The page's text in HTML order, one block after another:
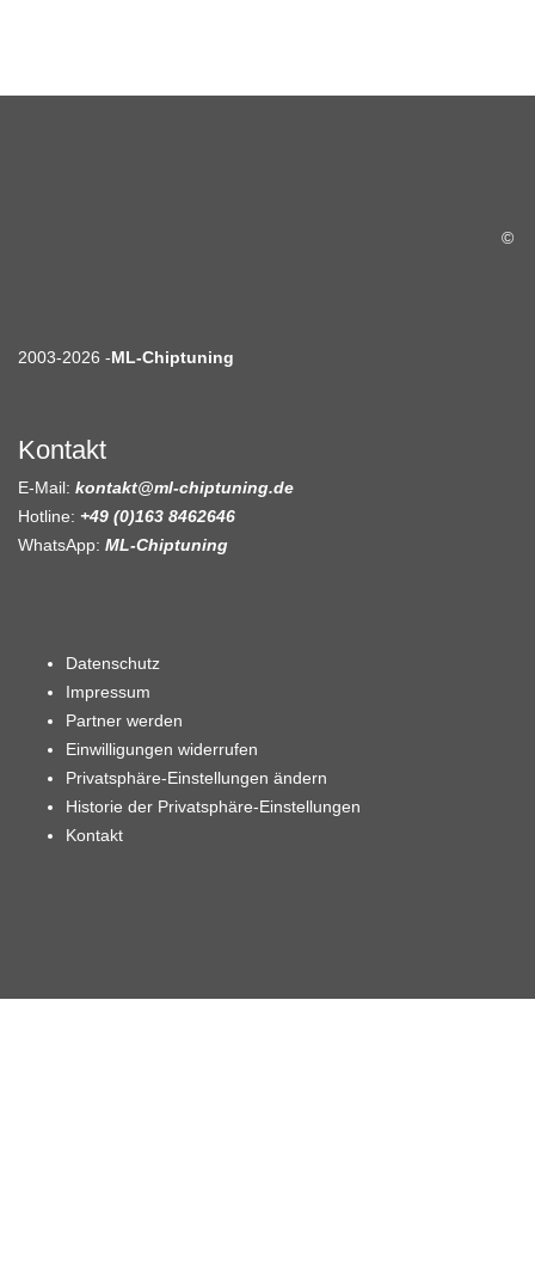
©
2003-2026 -ML-Chiptuning
Kontakt
E-Mail: kontakt@ml-chiptuning.de
Hotline: +49 (0)163 8462646
WhatsApp: ML-Chiptuning
Datenschutz
Impressum
Partner werden
Einwilligungen widerrufen
Privatsphäre-Einstellungen ändern
Historie der Privatsphäre-Einstellungen
Kontakt